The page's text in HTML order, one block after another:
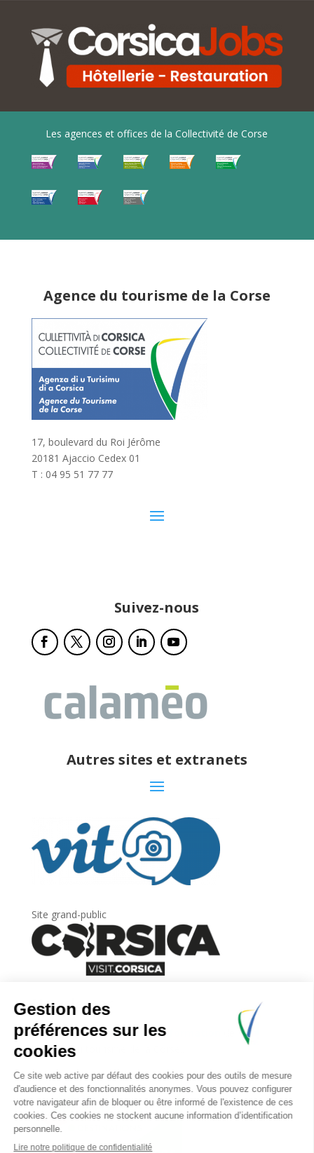
Les agences et offices de la Collectivité de Corse
Agence du tourisme de la Corse
17, boulevard du Roi Jérôme
20181 Ajaccio Cedex 01
T : 04 95 51 77 77
Suivez-nous
Autres sites et extranets
Site grand-public
Newsletter
Inscrivez-vous àla lettre d’information
l’Agence du tourisme de la Corse.